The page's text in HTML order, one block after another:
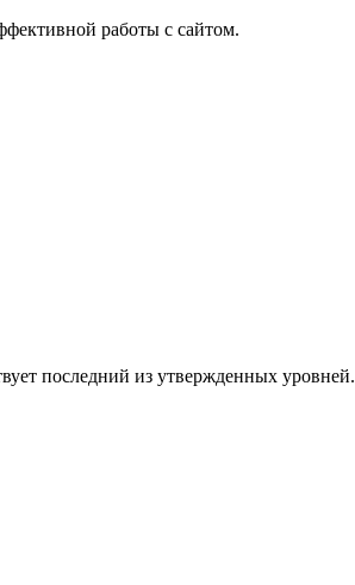
работы с сайтом.
последний из утвержденных уровней.